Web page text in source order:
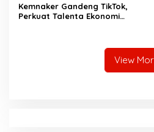
Kemnaker Gandeng TikTok,
Perkuat Talenta Ekonomi
View